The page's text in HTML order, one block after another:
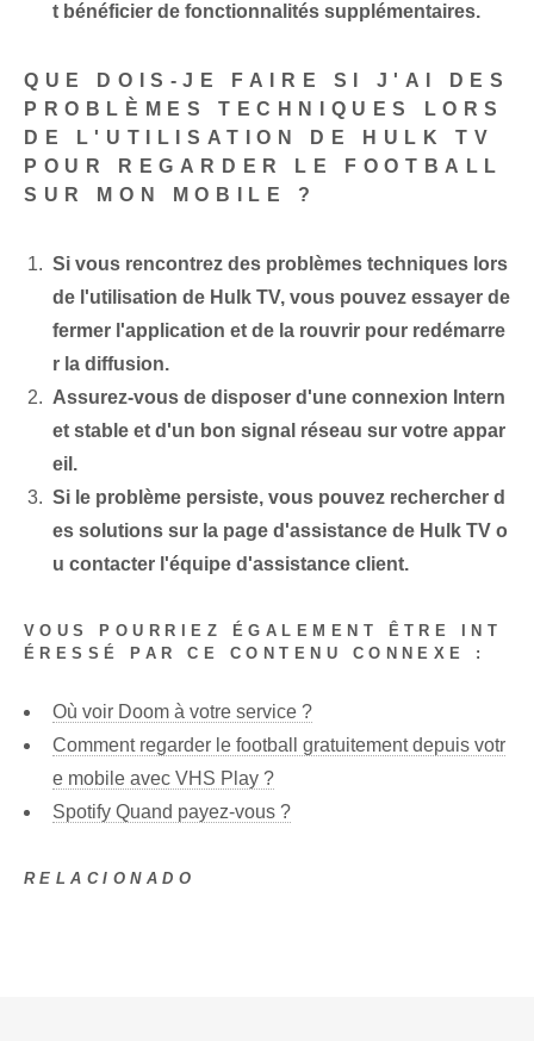
t bénéficier de fonctionnalités supplémentaires.
QUE DOIS-JE FAIRE SI J'AI DES
PROBLÈMES TECHNIQUES LORS
DE L'UTILISATION DE HULK TV
POUR REGARDER LE FOOTBALL
SUR MON MOBILE ?
Si vous rencontrez des problèmes techniques lors
de l'utilisation de Hulk TV, vous pouvez essayer de
fermer l'application et de la rouvrir pour redémarre
r la diffusion.
Assurez-vous de disposer d'une connexion Intern
et stable et d'un bon signal réseau sur votre appar
eil.
Si le problème persiste, vous pouvez rechercher d
es solutions sur la page d'assistance de Hulk TV o
u contacter l'équipe d'assistance client.
VOUS POURRIEZ ÉGALEMENT ÊTRE INT
ÉRESSÉ PAR CE CONTENU CONNEXE :
Où voir Doom à votre service ?
Comment regarder le football gratuitement depuis votr
e mobile avec VHS Play ?
Spotify Quand payez-vous ?
RELACIONADO